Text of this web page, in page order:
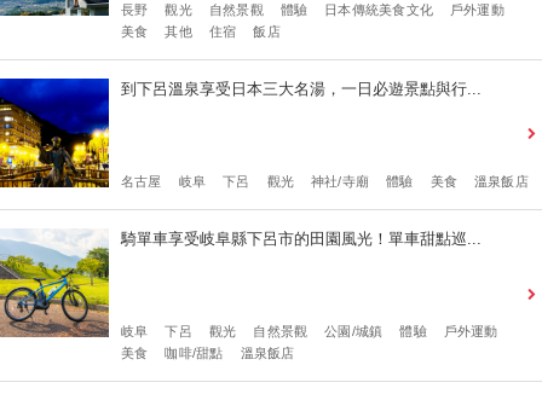
長野 觀光 自然景觀 體驗 日本傳統美食文化
戶外運動
美食
其他 住宿 飯店
到下呂溫泉享受日本三大名湯，一日必遊景點與行...
名古屋 岐阜 下呂 觀光 神社/寺廟 體驗 美食 溫泉飯店
騎單車享受岐阜縣下呂市的田園風光！單車甜點巡...
岐阜 下呂 觀光 自然景觀 公園/城鎮 體驗
戶外運動
美食
咖啡/甜點 溫泉飯店